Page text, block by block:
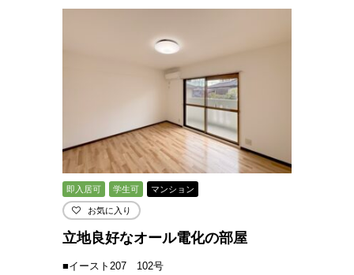
即入居可 学生可 マンション
お気に入り
立地良好なオール電化の部屋
■イースト207 102号